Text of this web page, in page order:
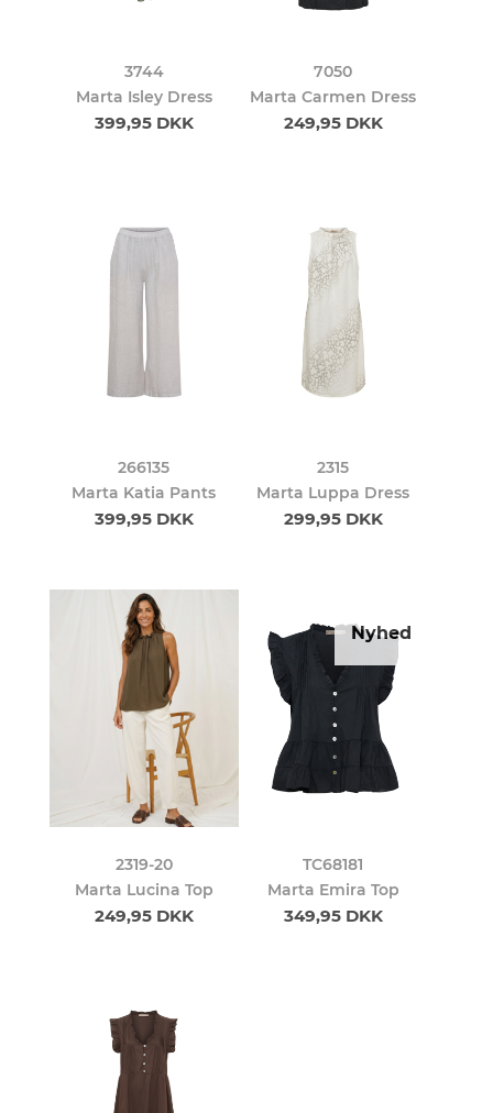
3744
Marta Isley Dress
399,95 DKK
7050
Marta Carmen Dress
249,95 DKK
266135
Marta Katia Pants
399,95 DKK
2315
Marta Luppa Dress
299,95 DKK
2319-20
Marta Lucina Top
249,95 DKK
Nyhed
TC68181
Marta Emira Top
349,95 DKK